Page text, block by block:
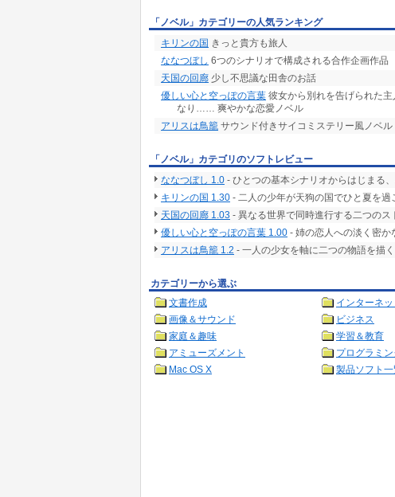
「ノベル」カテゴリーの人気ランキング
キリンの国 きっと貴方も旅人
ななつぼし 6つのシナリオで構成される合作企画作品
天国の回廊 少し不思議な田舎のお話
優しい心と空っぽの言葉 彼女から別れを告げられた
なり…… 爽やかな恋愛ノベル
アリスは鳥籠 サウンド付きサイコミステリー風ノベル
「ノベル」カテゴリのソフトレビュー
ななつぼし 1.0 - ひとつの基本シナリオからはじまる
キリンの国 1.30 - 二人の少年が天狗の国でひと夏を
天国の回廊 1.03 - 異なる世界で同時進行する二つの
優しい心と空っぽの言葉 1.00 - 姉の恋人への淡く密か
アリスは鳥籠 1.2 - 一人の少女を軸に二つの物語を描
カテゴリーから選ぶ
文書作成
インターネ
画像＆サウンド
ビジネス
家庭＆趣味
学習＆教育
アミューズメント
プログラミ
Mac OS X
製品ソフト